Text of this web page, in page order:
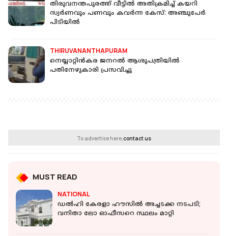
തിരുവനന്തപുരത്ത് വീട്ടില്‍ അതിക്രമിച്ച് കയറി
സ്വര്‍ണവും പണവും കവര്‍ന്ന കേസ്: അഞ്ചുപേർ
പിടിയില്‍
THIRUVANANTHAPURAM
നെയ്യാറ്റിന്‍കര ജനറല്‍ ആശുപത്രിയില്‍
പതിനേഴുകാരി പ്രസവിച്ചു
To advertise here,contact us
MUST READ
NATIONAL
ഡൽഹി കേരളാ ഹൗസില്‍ അച്ചടക്ക നടപടി;
വനിതാ ലോ ഓഫീസറെ സ്ഥലം മാറ്റി